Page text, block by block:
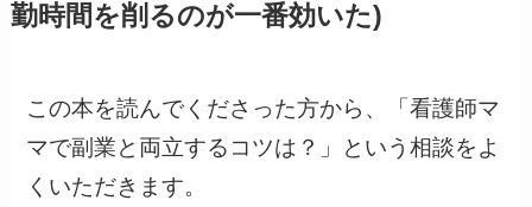
勤時間を削るのが一番効いた)
この本を読んでくださった方から、「看護師マ
マで副業と両立するコツは？」という相談をよ
くいただきます。